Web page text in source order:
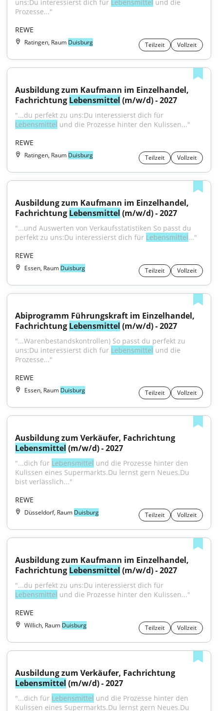
uns:Du interessierst dich für Lebensmittel und die
Prozesse..."
REWE
Ratingen, Raum Duisburg Teilzeit Vollzeit
Ausbildung zum Kaufmann im Einzelhandel,
Fachrichtung Lebensmittel (m/w/d) - 2027
Lebensmittel und die Prozesse hinter den Kulissen..."
REWE
Ratingen, Raum Duisburg Teilzeit Vollzeit
Ausbildung zum Kaufmann im Einzelhandel,
Fachrichtung Lebensmittel (m/w/d) - 2027
"...und Auswerten von Verkaufsstatistiken So passt du
perfekt zu uns:Du interessierst dich für Lebensmittel..."
REWE
Essen, Raum Duisburg Teilzeit Vollzeit
Abiprogramm Führungskraft im Einzelhandel,
Fachrichtung Lebensmittel (m/w/d) - 2027
"...Warenbestandskontrollen) So passt du perfekt zu
uns:Du interessierst dich für Lebensmittel und die
Prozesse..."
REWE
Essen, Raum Duisburg Teilzeit Vollzeit
Lebensmittel (m/w/d) - 2027
"...dich für Lebensmittel und die Prozesse hinter den
Kulissen eines Supermarkts.Du lernst gern Neues.Du
bist verlässlich..."
REWE
Düsseldorf, Raum Duisburg Teilzeit Vollzeit
Ausbildung zum Kaufmann im Einzelhandel,
Fachrichtung Lebensmittel (m/w/d) - 2027
Lebensmittel und die Prozesse hinter den Kulissen..."
REWE
Willich, Raum Duisburg Teilzeit Vollzeit
Lebensmittel (m/w/d) - 2027
"...dich für Lebensmittel und die Prozesse hinter den
Kulissen eines Supermarkts.Du lernst gern Neues.Du